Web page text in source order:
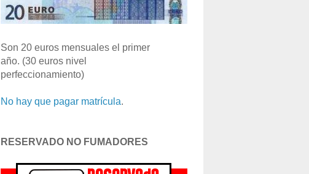
Son 20 euros mensuales el primer
año. (30 euros nivel
perfeccionamiento)
No hay que pagar matrícula.
RESERVADO NO FUMADORES